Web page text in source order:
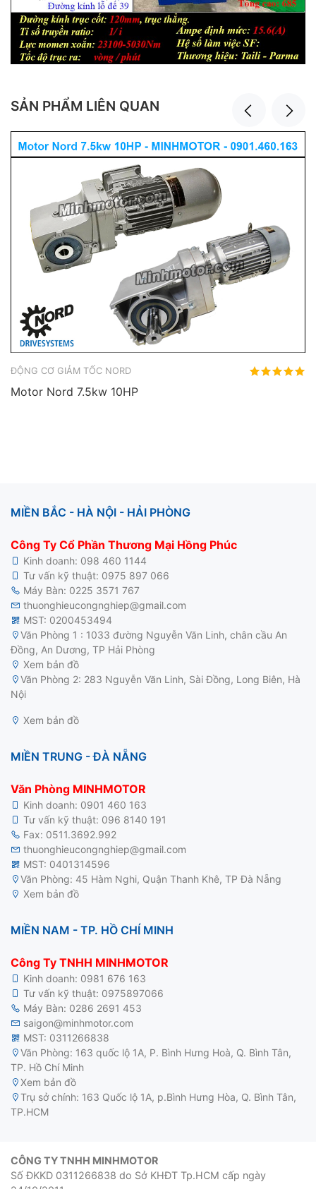
SẢN PHẨM LIÊN QUAN
ĐỘNG CƠ GIẢM TỐC NORD
Motor Nord 7.5kw 10HP
MIỀN BẮC - HÀ NỘI - HẢI PHÒNG
Công Ty Cổ Phần Thương Mại Hồng Phúc
Kinh doanh: 098 460 1144
Tư vấn kỹ thuật: 0975 897 066
Máy Bàn: 0225 3571 767
thuonghieucongnghiep@gmail.com
MST: 0200453494
Văn Phòng 1 : 1033 đường Nguyễn Văn Linh, chân cầu An
Đồng, An Dương, TP Hải Phòng
Xem bản đồ
Văn Phòng 2: 283 Nguyễn Văn Linh, Sài Đồng, Long Biên, Hà
Nội
Xem bản đồ
MIỀN TRUNG - ĐÀ NẴNG
Văn Phòng MINHMOTOR
Kinh doanh: 0901 460 163
Tư vấn kỹ thuật: 096 8140 191
Fax: 0511.3692.992
thuonghieucongnghiep@gmail.com
MST: 0401314596
Văn Phòng: 45 Hàm Nghi, Quận Thanh Khê, TP Đà Nẵng
Xem bản đồ
MIỀN NAM - TP. HỒ CHÍ MINH
Công Ty TNHH MINHMOTOR
Kinh doanh: 0981 676 163
Tư vấn kỹ thuật: 0975897066
Máy Bàn: 0286 2691 453
saigon@minhmotor.com
MST: 0311266838
Văn Phòng: 163 quốc lộ 1A, P. Bình Hưng Hoà, Q. Bình Tân,
TP. Hồ Chí Minh
Xem bản đồ
Trụ sở chính: 163 Quốc lộ 1A, p.Bình Hưng Hòa, Q. Bình Tân,
TP.HCM
CÔNG TY TNHH MINHMOTOR
Số ĐKKD 0311266838 do Sở KHĐT Tp.HCM cấp ngày